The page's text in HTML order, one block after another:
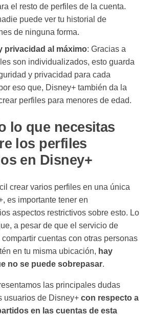
el resto de perfiles de la cuenta.
puede ver tu historial de
de ninguna forma.
privacidad al máximo: Gracias a
son individualizados, esto guarda
y privacidad para cada
eso que, Disney+ también da la
perfiles para menores de edad.
lo que necesitas
los perfiles
en Disney+
crear varios perfiles en una única
es importante tener en
aspectos restrictivos sobre esto. Lo
a pesar de que el servicio de
cuentas con otras personas
en tu misma ubicación, hay
no se puede sobrepasar.
las principales dudas
usuarios de Disney+ con respecto a
en las cuentas de esta